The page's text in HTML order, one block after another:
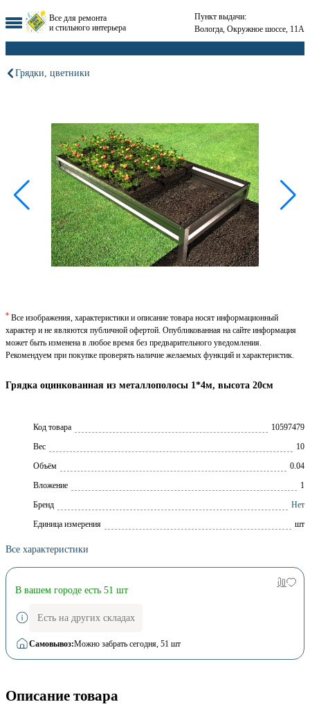
Все для ремонта
и стильного интерьера
Пункт выдачи:
Вологда, Окружное шоссе, 11А
Грядки, цветники
Грядка оцинкованная из металлополосы 1*4м, высота 20см
Код товара
10597479
Вес
10
Объём
0.04
Вложение
1
Брeнд
Нет
Единица измерения
шт
Все характеристики
* Все изображения, характеристики и описание товара носят информационный
характер и не являются публичной офертой. Опубликованная на сайте информация
может быть изменена в любое время без предварительного уведомления.
Рекомендуем при покупке проверять наличие желаемых функций и характеристик.
В вашем городе есть 51 шт
Есть на других складах
Самовывоз:Можно забрать сегодня, 51 шт
Описание товара